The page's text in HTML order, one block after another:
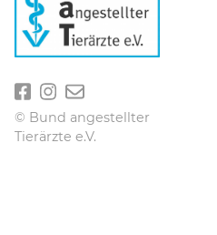
© Bund angestellter
Tierärzte e.V.